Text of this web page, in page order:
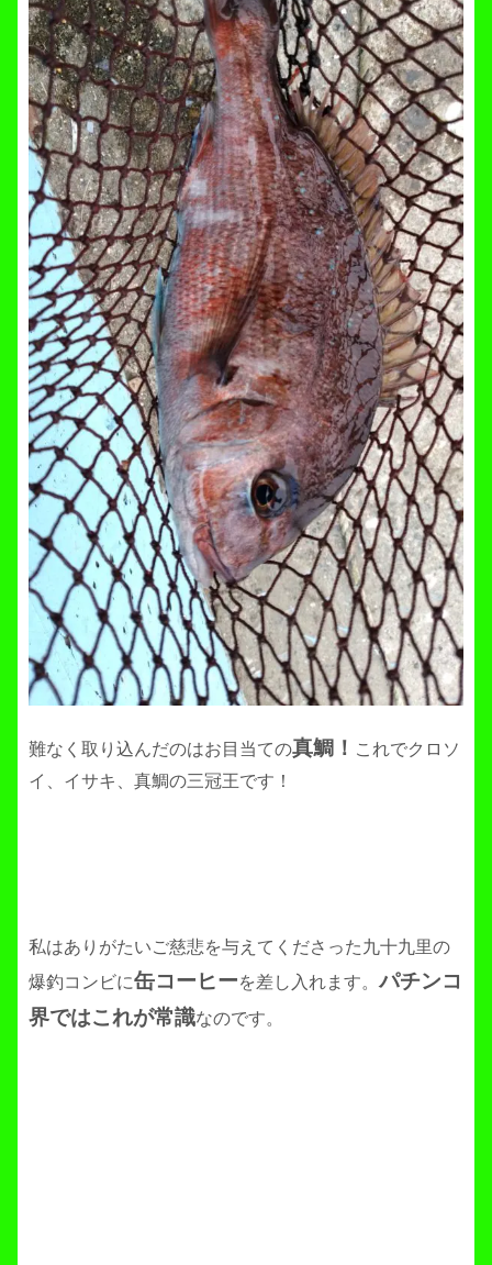
難なく取り込んだのはお目当ての真鯛！ これでクロソ
イ、イサキ、真鯛の三冠王です！
私はありがたいご慈悲を与えてくださった九十九里の
爆釣コンビに缶コーヒーを差し入れます。パチンコ
界ではこれが常識なのです。